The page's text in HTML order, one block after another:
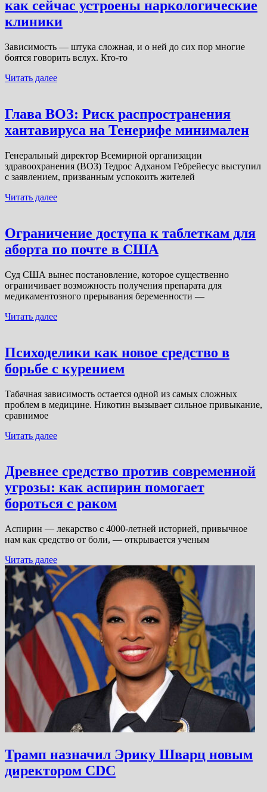
как сейчас устроены наркологические
клиники
Зависимость — штука сложная, и о ней до сих пор многие
боятся говорить вслух. Кто-то
Читать далее
Глава ВОЗ: Риск распространения
хантавируса на Тенерифе минимален
Генеральный директор Всемирной организации
здравоохранения (ВОЗ) Тедрос Адханом Гебрейесус выступил
с заявлением, призванным успокоить жителей
Читать далее
Ограничение доступа к таблеткам для
аборта по почте в США
Суд США вынес постановление, которое существенно
ограничивает возможность получения препарата для
медикаментозного прерывания беременности —
Читать далее
Психоделики как новое средство в
борьбе с курением
Табачная зависимость остается одной из самых сложных
проблем в медицине. Никотин вызывает сильное привыкание,
сравнимое
Читать далее
Древнее средство против современной
угрозы: как аспирин помогает
бороться с раком
Аспирин — лекарство с 4000-летней историей, привычное
нам как средство от боли, — открывается ученым
Читать далее
Трамп назначил Эрику Шварц новым
директором CDC